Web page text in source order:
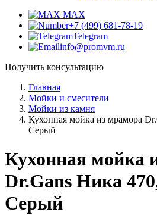
MAX
+7 (499) 681-78-19
Telegram
info@promvm.ru
Получить консультацию
Главная
Мойки и смесители
Мойки из камня
Кухонная мойка из мрамора
Серый
Кухонная мойка
Dr.Gans Ника
Серый